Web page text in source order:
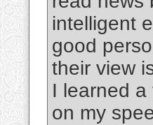
intelligent
good
their view
I learned
on my